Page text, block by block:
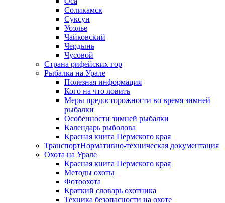
Соликамск
Суксун
Усолье
Чайковский
Чердынь
Чусовой
Страна рифейских гор
Рыбалка на Урале
Полезная информация
Кого на что ловить
Меры предосторожности во время зимней
рыбалки
Особенности зимней рыбалки
Календарь рыболова
Красная книга Пермского края
ТранспортНормативно-техническая документация
Охота на Урале
Красная книга Пермского края
Методы охоты
Фотоохота
Краткий словарь охотника
Техника безопасности на охоте